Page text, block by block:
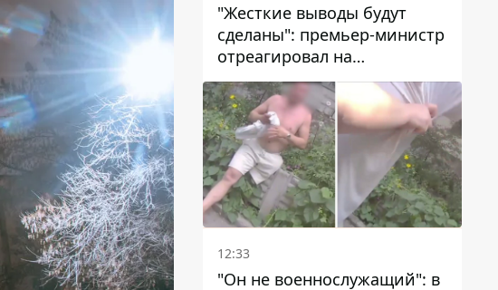
"Жесткие выводы будут
сделаны": премьер-министр
отреагировал на
несколькодневное
отсутствие воды в Марганце
12:33
"Он не военнослужащий": в